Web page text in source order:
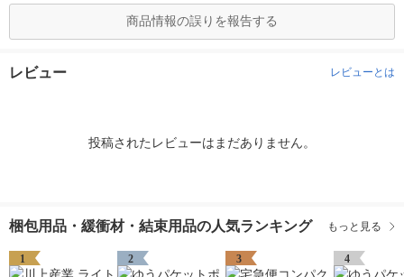
商品情報の誤りを報告する
レビュー レビューとは
投稿されたレビューはまだありません。
梱包用品・緩衝材・結束用品の人気ランキング もっと見る
1 2 3 4